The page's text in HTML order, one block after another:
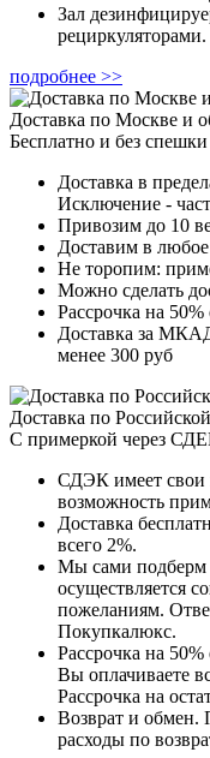
Зал
рециркуляторами.
подробнее >>
Доставка по Москве и
Бесплатно и без спешки
Доставка в
Исключение -
Привозим до 10
Доставим в
Не торопим:
Можно сделать
Рассрочка на
Доставка за
менее 300 руб
Доставка по
С примеркой через
СДЭК имеет свои
возможность
Доставка
всего 2%.
Мы сами подберм
осуществляется
пожеланиям.
Покупкалюкс.
Рассрочка на
Вы оплачиваете
Рассрочка на
Возврат и обмен.
расходы по